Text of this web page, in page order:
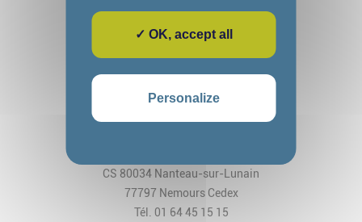
CS 80034 Nanteau-sur-Lunain
77797 Nemours Cedex
Tél. 01 64 45 15 15
✓ OK, accept all
Personalize